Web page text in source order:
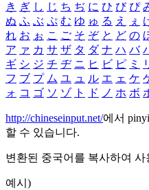
き ぎ し じ ち ぢ に ひ び ぴ
ぬ ふ ぶ ぷ む ゆ ゅ る え ぇ
れ お ぉ こ ご そ ぞ と ど の
ア ァ カ サ ザ タ ダ ナ ハ バ
ギ シ ジ チ ヂ ニ ヒ ビ ピ ミ
フ ブ プ ム ユ ュ ル エ ェ ケ
ォ コ ゴ ソ ゾ ト ド ノ ホ ボ
http://chineseinput.net/에서
할 수 있습니다.
변환된 중국어를 복사하여
예시)